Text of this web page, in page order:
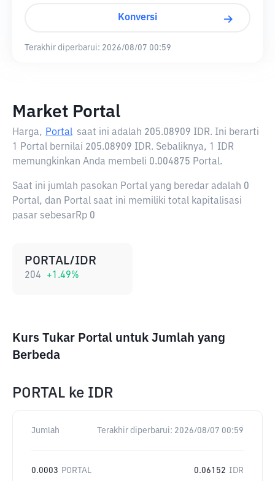
Konversi
Terakhir diperbarui: 2026/08/07 00:59
Market Portal
Harga, Portal saat ini adalah 205.08909 IDR. Ini berarti
1 Portal bernilai 205.08909 IDR. Sebaliknya, 1 IDR
memungkinkan Anda membeli 0.004875 Portal.
Saat ini jumlah pasokan Portal yang beredar adalah 0
Portal, dan Portal saat ini memiliki total kapitalisasi
pasar sebesarRp 0
PORTAL/IDR
204 +1.49%
Kurs Tukar Portal untuk Jumlah yang
Berbeda
PORTAL ke IDR
Jumlah Terakhir diperbarui: 2026/08/07 00:59
0.0003 PORTAL 0.06152 IDR